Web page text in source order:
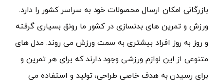
بازرگانی امکان ارسال محصولات خود به سراسر کشور را دارد.
ورزش و تمرین های بدنسازی در کشور ما رونق بسیاری گرفته
و روز به روز افراد بیشتری به سمت ورزش می روند. مدل های
متنوعی از این لوازم ورزشی وجود دارند که برای هر تمرین و
برای رسیدن به هدف خاصی طراحی، تولید و استفاده می